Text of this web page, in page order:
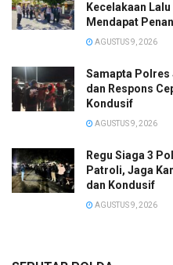
Kecelakaan
Mendapat
AGUSTUS 9, 2026
Samapta
dan Respons
Kondusif
AGUSTUS 9, 2026
Regu Siaga 3
Patroli, Jaga
dan Kondusif
AGUSTUS 9, 2026